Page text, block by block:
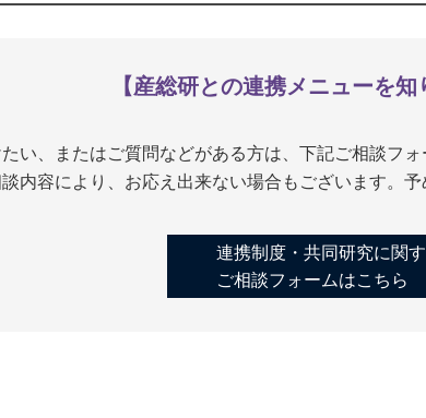
【産総研との連携メニューを知
い、またはご質問などがある方は、下記ご相談フ
内容により、お応え出来ない場合もございます。予
連携制度・共同研究に関
ご相談フォームはこちら